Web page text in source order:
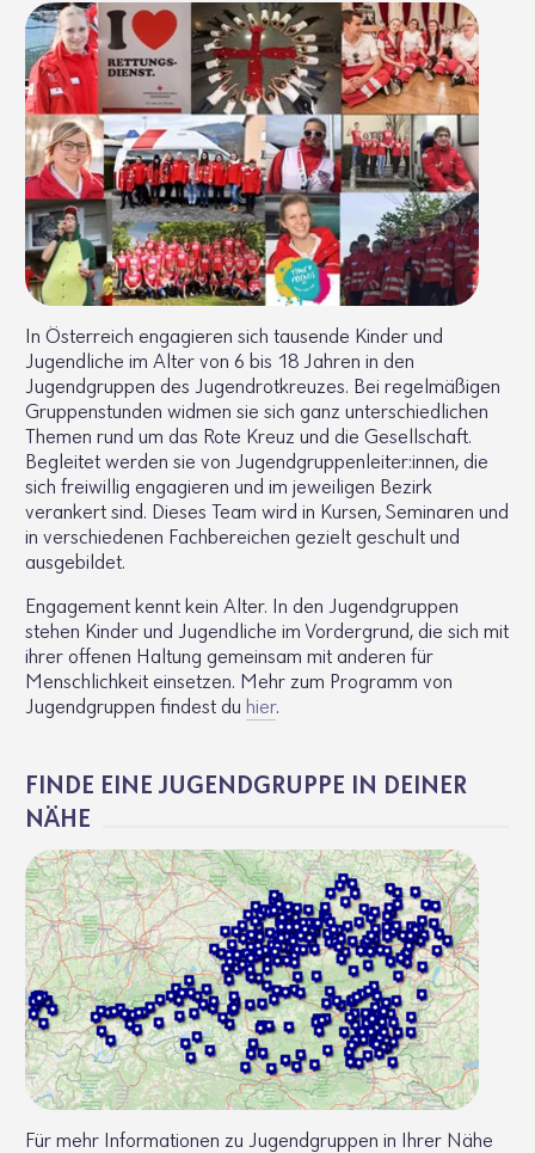
In Österreich engagieren sich tausende Kinder und
Jugendliche im Alter von 6 bis 18 Jahren in den
Jugendgruppen des Jugendrotkreuzes. Bei regelmäßigen
Gruppenstunden widmen sie sich ganz unterschiedlichen
Themen rund um das Rote Kreuz und die Gesellschaft.
Begleitet werden sie von Jugendgruppenleiter:innen, die
sich freiwillig engagieren und im jeweiligen Bezirk
verankert sind. Dieses Team wird in Kursen, Seminaren und
in verschiedenen Fachbereichen gezielt geschult und
ausgebildet.
Engagement kennt kein Alter. In den Jugendgruppen
stehen Kinder und Jugendliche im Vordergrund, die sich mit
ihrer offenen Haltung gemeinsam mit anderen für
Menschlichkeit einsetzen. Mehr zum Programm von
Jugendgruppen findest du hier.
FINDE EINE JUGENDGRUPPE IN DEINER
NÄHE
Für mehr Informationen zu Jugendgruppen in Ihrer Nähe